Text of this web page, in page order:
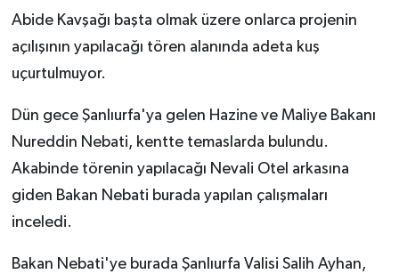
Abide Kavşağı başta olmak üzere onlarca projenin
açılışının yapılacağı tören alanında adeta kuş
uçurtulmuyor.
Dün gece Şanlıurfa'ya gelen Hazine ve Maliye Bakanı
Nureddin Nebati, kentte temaslarda bulundu.
Akabinde törenin yapılacağı Nevali Otel arkasına
giden Bakan Nebati burada yapılan çalışmaları
inceledi.
Bakan Nebati'ye burada Şanlıurfa Valisi Salih Ayhan,